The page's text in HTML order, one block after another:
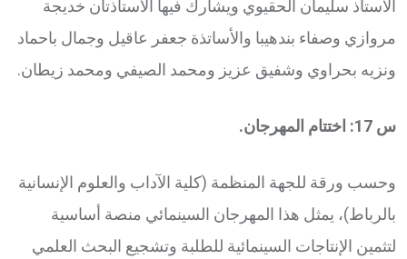
الأستاذ سليمان الحقيوي ويشارك فيها الأستاذتان خديجة
مروازي وصفاء بندهيبا والأساتذة جعفر عاقيل وجمال باحماد
ونزيه بحراوي وشفيق عزيز ومحمد الصيفي ومحمد زيطان.
س 17: اختتام المهرجان.
وحسب ورقة للجهة المنظمة (كلية الآداب والعلوم الإنسانية
بالرباط)، يمثل هذا المهرجان السينمائي منصة أساسية
لتثمين الإنتاجات السينمائية للطلبة وتشجيع البحث العلمي